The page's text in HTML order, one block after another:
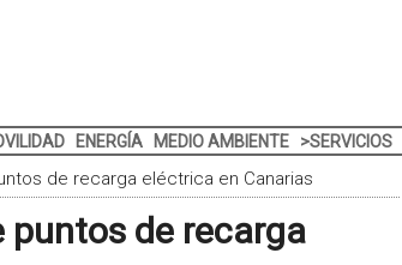
ENERGÍA MEDIO AMBIENTE >SERVICIOS
de recarga eléctrica en Canarias
puntos de recarga